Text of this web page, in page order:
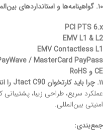
۱۰. گواهینامه‌ها و استانداردهای بین‌المللی دستگاه چیست؟
PCI PTS 6.x
EMV L1 & L2
EMV Contactless L1
/ MasterCard PayPass
CE و RoHS
۱۱. چرا باید کارتخوان Jtact C90 را انتخاب کنیم؟
عملکرد سریع، طراحی زیبا،
امنیتی بین‌المللی.
جمع‌بندی: